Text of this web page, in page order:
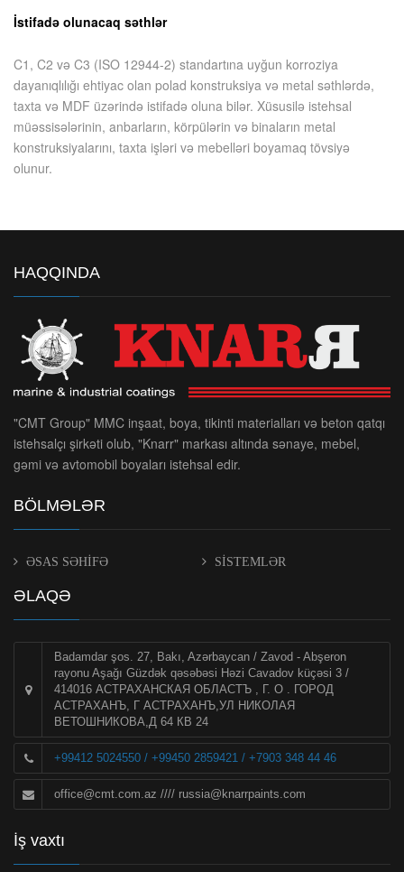
İstifadə olunacaq səthlər
C1, C2 və C3 (ISO 12944-2) standartına uyğun korroziya
dayanıqlılığı ehtiyac olan polad konstruksiya və metal səthlərdə,
taxta və MDF üzərində istifadə oluna bilər. Xüsusilə istehsal
müəssisələrinin, anbarların, körpülərin və binaların metal
konstruksiyalarını, taxta işləri və mebelləri boyamaq tövsiyə
olunur.
HAQQINDA
"CMT Group" MMC inşaat, boya, tikinti materialları və beton qatqı
istehsalçı şirkəti olub, "Knarr" markası altında sənaye, mebel,
gəmi və avtomobil boyaları istehsal edir.
BÖLMƏLƏR
ƏSAS SƏHİFƏ SİSTEMLƏR
ƏLAQƏ
Badamdar şos. 27, Bakı, Azərbaycan / Zavod - Abşeron
rayonu Aşağı Güzdək qəsəbəsi Həzi Cavadov küçəsi 3 /
414016 АСТРАХАНСКАЯ ОБЛАСТЪ , Г. О . ГОРОД
АСТРАХАНЪ, Г АСТРАХАНЪ,УЛ НИКОЛАЯ
ВЕТОШНИКОВА,Д 64 КВ 24
+99412 5024550 / +99450 2859421 / +7903 348 44 46
office@cmt.com.az //// russia@knarrpaints.com
İş vaxtı